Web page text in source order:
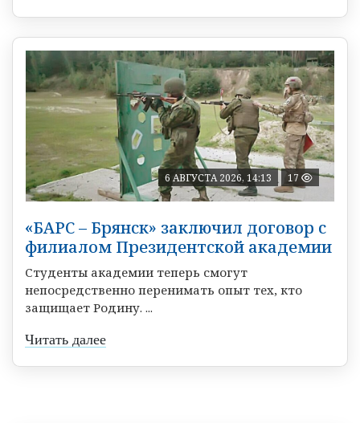
6 АВГУСТА 2026, 14:13 17
«БАРС – Брянск» заключил договор с
филиалом Президентской академии
Студенты академии теперь смогут
непосредственно перенимать опыт тех, кто
защищает Родину. ...
Читать далее